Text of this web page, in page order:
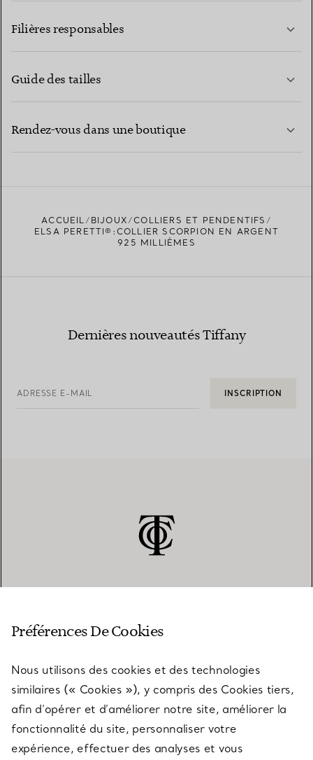
Filières responsables
Guide des tailles
Rendez-vous dans une boutique
TROUVEZ LA BOUTIQUE LA PLUS PROCHE
ACCUEIL BIJOUX
COLLIERS ET PENDENTIFS
ELSA PERETTI®:COLLIER SCORPION EN ARGENT
925 MILLIÈMES
Dernières nouveautés Tiffany
ADRESSE E-MAIL INSCRIPTION
SERVICES
À PROPOS
Préférences De Cookies
Nous utilisons des cookies et des technologies
similaires (« Cookies »), y compris des Cookies tiers,
afin d’opérer et d’améliorer notre site, améliorer la
fonctionnalité du site, personnaliser votre
expérience, effectuer des analyses et vous